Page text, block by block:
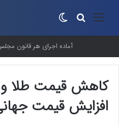
منو جستجو برای
آماده اجرای هر قانون
کاهش قیمت طلا
افزایش قیمت